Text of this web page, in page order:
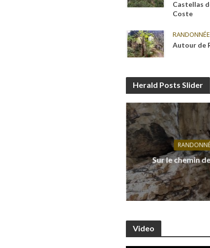
Castellas
Coste
Autour de
Herald Posts Slider
Sur le chemin
Video